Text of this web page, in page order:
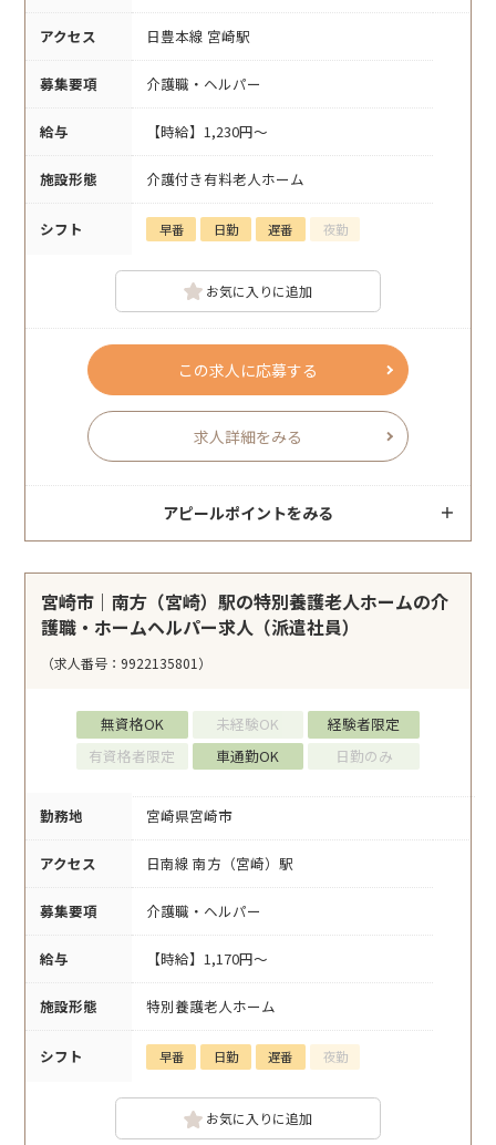
アクセス 日豊本線 宮崎駅
募集要項 介護職・ヘルパー
給与 【時給】1,230円～
施設形態 介護付き有料老人ホーム
シフト 早番 日勤 遅番 夜勤
お気に入りに追加
この求人に応募する
求人詳細をみる
アピールポイントをみる
宮崎市｜南方（宮崎）駅の特別養護老人ホームの介
護職・ホームヘルパー求人（派遣社員）
（求人番号：9922135801）
無資格OK 未経験OK
経験者限定
有資格者限定
車通勤OK 日勤のみ
勤務地 宮崎県宮崎市
アクセス 日南線 南方（宮崎）駅
募集要項 介護職・ヘルパー
給与 【時給】1,170円～
施設形態 特別養護老人ホーム
シフト 早番 日勤 遅番 夜勤
お気に入りに追加